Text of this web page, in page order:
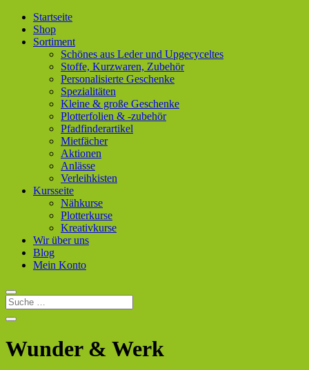
Startseite
Shop
Sortiment
Schönes aus Leder und Upgecyceltes
Stoffe, Kurzwaren, Zubehör
Personalisierte Geschenke
Spezialitäten
Kleine & große Geschenke
Plotterfolien & -zubehör
Pfadfinderartikel
Mietfächer
Aktionen
Anlässe
Verleihkisten
Kursseite
Nähkurse
Plotterkurse
Kreativkurse
Wir über uns
Blog
Mein Konto
Wunder & Werk